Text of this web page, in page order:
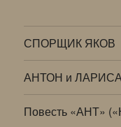
СПОРЩИК ЯКОВ
АНТОН и ЛАРИСА
Повесть «АНТ»